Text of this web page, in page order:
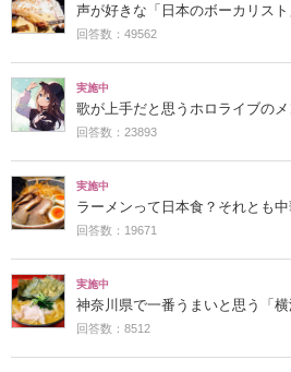
声が好きな「日本のボーカリスト
回答数：49562
実施中
歌が上手だと思うホロライブのメ
回答数：23893
実施中
ラーメンって日本食？それとも中
回答数：19671
実施中
神奈川県で一番うまいと思う「
回答数：8512